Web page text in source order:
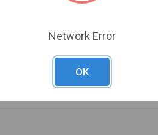
Eclipse
Précédent
Network Error
OK